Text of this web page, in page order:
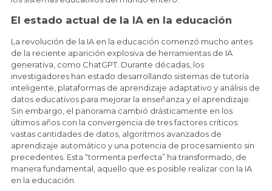
El estado actual de la IA en la educación
La revolución de la IA en la educación comenzó mucho antes
de la reciente aparición explosiva de herramientas de IA
generativa, como ChatGPT. Durante décadas, los
investigadores han estado desarrollando sistemas de tutoría
inteligente, plataformas de aprendizaje adaptativo y análisis de
datos educativos para mejorar la enseñanza y el aprendizaje.
Sin embargo, el panorama cambió drásticamente en los
últimos años con la convergencia de tres factores críticos:
vastas cantidades de datos, algoritmos avanzados de
aprendizaje automático y una potencia de procesamiento sin
precedentes. Esta “tormenta perfecta” ha transformado, de
manera fundamental, aquello que es posible realizar con la IA
en la educación.